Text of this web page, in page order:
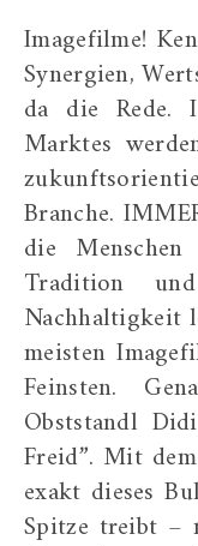
Imagefilme! Kennste einen, kennste alle. Von
Synergien,
da die Rede.
Marktes
Branche.
die
Tradition
Nachhaltigkeit
meisten
Feinsten.
Obststandl
Freid”. Mit
exakt dieses
Spitze treibt –